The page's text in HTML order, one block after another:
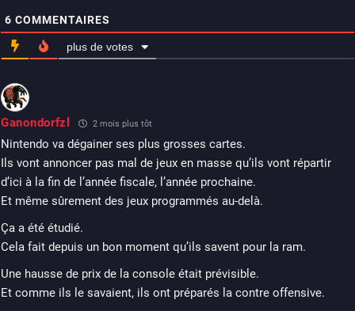
6 COMMENTAIRES
plus de votes
Ganondorfzl 2 mois plus tôt
Nintendo va dégainer ses plus grosses cartes.
Ils vont annoncer pas mal de jeux en masse qu’ils vont répartir
d’ici à la fin de l’année fiscale, l’année prochaine.
Et même sûrement des jeux programmés au-delà.
Ça a été étudié.
Cela fait depuis un bon moment qu’ils savent pour la ram.
Une hausse de prix de la console était prévisible.
Et comme ils le savaient, ils ont préparés la contre offensive.